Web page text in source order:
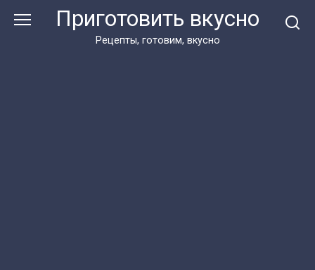
Приготовить вкусно
Рецепты, готовим, вкусно